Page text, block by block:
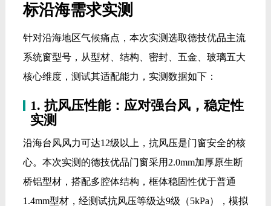
标沿海需求实测
针对沿海地区气候痛点，本次实测选取德技优品主流
系统窗型号，从型材、结构、密封、五金、玻璃五大
核心维度，测试其适配能力，实测数据如下：
1. 抗风压性能：应对强台风，稳定性
实测
沿海台风风力可达12级以上，抗风压是门窗安全的核
心。本次实测的德技优品门窗采用2.0mm加厚原生断
桥铝型材，搭配多腔体结构，框体稳固性优于普通
1.4mm型材，经测试抗风压等级达9级（5kPa），模拟